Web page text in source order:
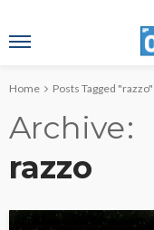
Home Posts Tagged "razzo"
Archive
razzo